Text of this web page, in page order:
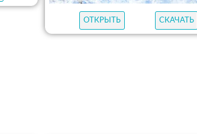
ОТКРЫТЬ СКАЧАТЬ